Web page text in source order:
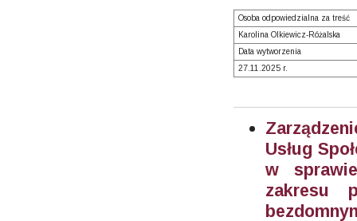
Osoba odpowiedzialna za treść
Karolina Olkiewicz-Różalska
Data wytworzenia
27.11.2025 r.
Usług
w
zakresu